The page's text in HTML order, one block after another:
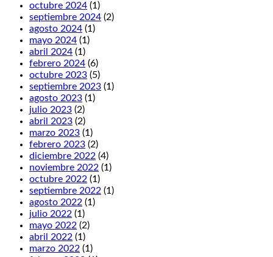
octubre 2024 (1)
septiembre 2024 (2)
agosto 2024 (1)
mayo 2024 (1)
abril 2024 (1)
febrero 2024 (6)
octubre 2023 (5)
septiembre 2023 (1)
agosto 2023 (1)
julio 2023 (2)
abril 2023 (2)
marzo 2023 (1)
febrero 2023 (2)
diciembre 2022 (4)
noviembre 2022 (1)
octubre 2022 (1)
septiembre 2022 (1)
agosto 2022 (1)
julio 2022 (1)
mayo 2022 (2)
abril 2022 (1)
marzo 2022 (1)